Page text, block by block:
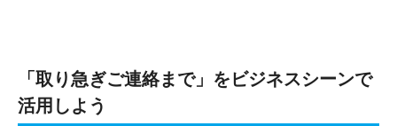
「取り急ぎご連絡まで」をビジネスシーンで
活用しよう